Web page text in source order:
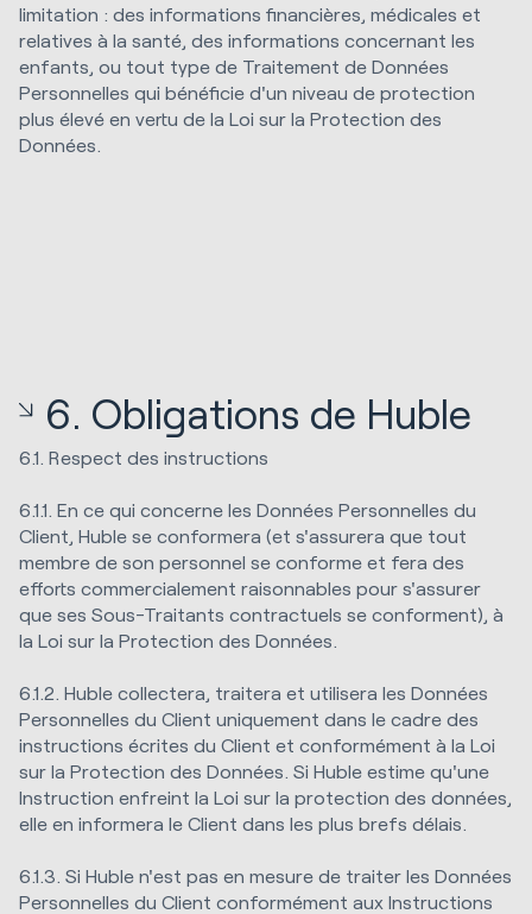
limitation : des informations financières, médicales et
relatives à la santé, des informations concernant les
enfants, ou tout type de Traitement de Données
Personnelles qui bénéficie d'un niveau de protection
plus élevé en vertu de la Loi sur la Protection des
Données.
6. Obligations de Huble
6.1. Respect des instructions
6.1.1. En ce qui concerne les Données Personnelles du
Client, Huble se conformera (et s'assurera que tout
membre de son personnel se conforme et fera des
efforts commercialement raisonnables pour s'assurer
que ses Sous-Traitants contractuels se conforment), à
la Loi sur la Protection des Données.
6.1.2. Huble collectera, traitera et utilisera les Données
Personnelles du Client uniquement dans le cadre des
instructions écrites du Client et conformément à la Loi
sur la Protection des Données. Si Huble estime qu'une
Instruction enfreint la Loi sur la protection des données,
elle en informera le Client dans les plus brefs délais.
6.1.3. Si Huble n'est pas en mesure de traiter les Données
Personnelles du Client conformément aux Instructions